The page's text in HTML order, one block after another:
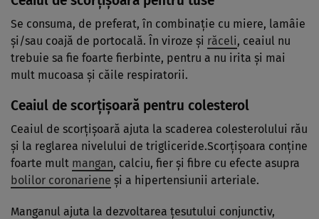
Se consuma, de preferat, în combinaţie cu miere, lamâie
şi/sau coajă de portocală. În viroze şi răceli, ceaiul nu
trebuie sa fie foarte fierbinte, pentru a nu irita şi mai
mult mucoasa şi căile respiratorii.
Ceaiul de scorţişoară pentru colesterol
Ceaiul de scorţişoară ajuta la scaderea colesterolului rău
şi la reglarea nivelului de trigliceride.Scorţişoara conţine
foarte mult mangan, calciu, fier şi fibre cu efecte asupra
bolilor coronariene şi a hipertensiunii arteriale.
Manganul ajuta la dezvoltarea ţesutului conjunctiv,